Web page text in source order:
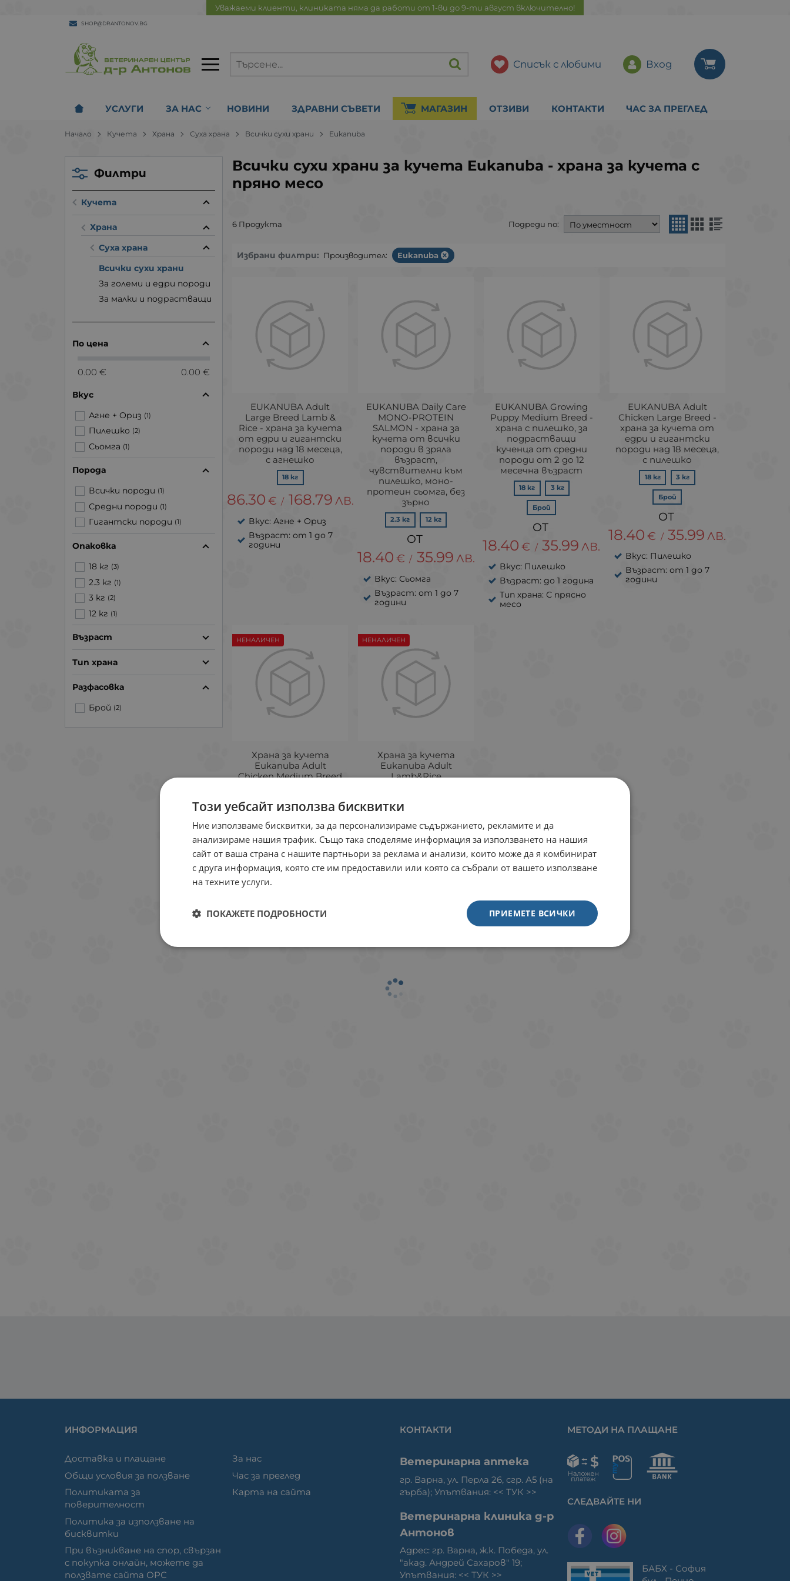
Уважаеми клиенти, клиниката няма да работи от 1-ви до 9-ти август включително!
SHOP@DRANTONOV.BG
Списък с любими Вход
УСЛУГИ ЗА НАС НОВИНИ ЗДРАВНИ СЪВЕТИ МАГАЗИН ОТЗИВИ КОНТАКТИ ЧАС ЗА ПРЕГЛЕД
Начало Кучета Храна Суха храна Всички сухи храни Eukanuba
Всички сухи храни за кучета Eukanuba - храна за кучета с
пряно месо
6 Продукта Подреди по:
Избрани филтри: Производител: Eukanuba
EUKANUBA Adult
Large Breed Lamb &
Rice - храна за кучета
от едри и гигантски
породи над 18 месеца,
с агнешко
18 кг
86.30 € / 168.79 ЛВ.
Вкус: Агне + Ориз
Възраст: от 1 до 7
години
EUKANUBA Daily Care
MONO-PROTEIN
SALMON - храна за
кучета от всички
породи в зряла
възраст,
чувствителни към
пилешко, моно-
протеин сьомга, без
зърно
2.3 кг 12 кг
18.40 € / 35.99 ЛВ.
Вкус: Сьомга
Възраст: от 1 до 7
години
EUKANUBA Growing
Puppy Medium Breed -
храна с пилешко, за
подрастващи
кученца от средни
породи от 2 до 12
месечна възраст
18 кг 3 кг
Брой
18.40 € / 35.99 ЛВ.
Вкус: Пилешко
Възраст: до 1 година
Тип храна: С прясно
месо
EUKANUBA Adult
Chicken Large Breed -
храна за кучета от
едри и гигантски
породи над 18 месеца,
с пилешко
18 кг 3 кг
Брой
18.40 € / 35.99 ЛВ.
Вкус: Пилешко
Възраст: от 1 до 7
години
Храна за кучета
Eukanuba Adult
Chicken Medium Breed
18 кг
8 кг
Вкус: Пилешко
Възраст: от 1 до 7
години
Тип храна: С прясно
НЕНАЛИЧЕН
Храна за кучета
Eukanuba Adult
Lamb&Rice
средни породи над 12
Вкус: Агнешко
Възраст: от 1 до 7
НЕНАЛИЧЕН
Филтри
Кучета
Храна
Суха храна
Всички сухи храни
За големи и едри породи
За малки и подрастващи
По цена
0.00 € 0.00 €
Вкус
Агне + Ориз (1)
Пилешко (2)
Сьомга (1)
Порода
Всички породи (1)
Средни породи (1)
Гигантски породи (1)
Опаковка
18 кг (3)
2.3 кг (1)
3 кг (2)
12 кг (1)
Възраст
Тип храна
Разфасовка
Брой (2)
ИНФОРМАЦИЯ
Доставка и плащане
Общи условия за ползване
Политиката за
поверителност
Политика за използване на
бисквитки
При възникване на спор, свързан
с покупка онлайн, можете да
ползвате сайта ОРС
За нас
Час за преглед
Карта на сайта
КОНТАКТИ
Ветеринарна аптека
гр. Варна, ул. Перла 26, сгр. А5 (на
гърба); Упътвания: <<ТУК >>
Ветеринарна клиника д-р
Антонов
Адрес: гр. Варна, ж.к. Победа, ул.
"акад. Андрей Сахаров" 19;
Упътвания: <<ТУК >>
МЕТОДИ НА ПЛАЩАНЕ
СЛЕДВАЙТЕ НИ
БАБХ - София
Този уебсайт използва бисквитки
Ние използваме бисквитки, за да персонализираме съдържанието, рекламите и да
анализираме нашия трафик. Също така споделяме информация за използването на нашия
сайт от ваша страна с нашите партньори за реклама и анализи, които може да я комбинират
с друга информация, която сте им предоставили или която са събрали от вашето използване
на техните услуги.
ПРИЕМЕТЕ ВСИЧКИ
ПОКАЖЕТЕ ПОДРОБНОСТИ